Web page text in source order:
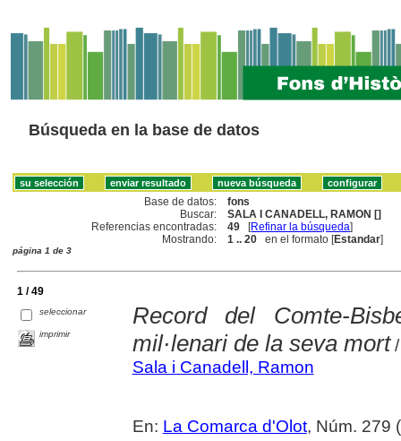
Búsqueda en la base de datos
Base de datos:
fons
Buscar:
SALA I CANADELL, RAMON []
Referencias encontradas:
49 [Refinar la búsqueda]
Mostrando:
1 .. 20 en el formato [Estandar]
página 1 de 3
1 / 49
seleccionar
imprimir
Record del Comte-
mil·lenari de la seva mort/
Sala i Canadell, Ramon
En: La Comarca d'Olot, Núm. 279